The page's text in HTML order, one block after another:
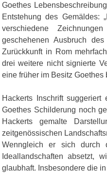
Goethes
Entstehung des Gemäldes:
verschiedene
geschehenen Ausbruch
Zurückkunft in Rom
drei weitere nicht signierte
eine früher im Besitz
Hackerts Inschrift suggeriert
Goethes Schilderung noch
Hackerts gemalte
zeitgenössischen
Wenngleich er sich durch
Ideallandschaften absetzt,
glaubhaft. Insbesondere die